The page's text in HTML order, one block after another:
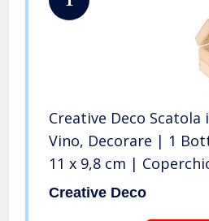
Creative Deco Scatola
Vino, Decorare | 1
11 x 9,8 cm |
Cassetta Confezione
Creative Deco